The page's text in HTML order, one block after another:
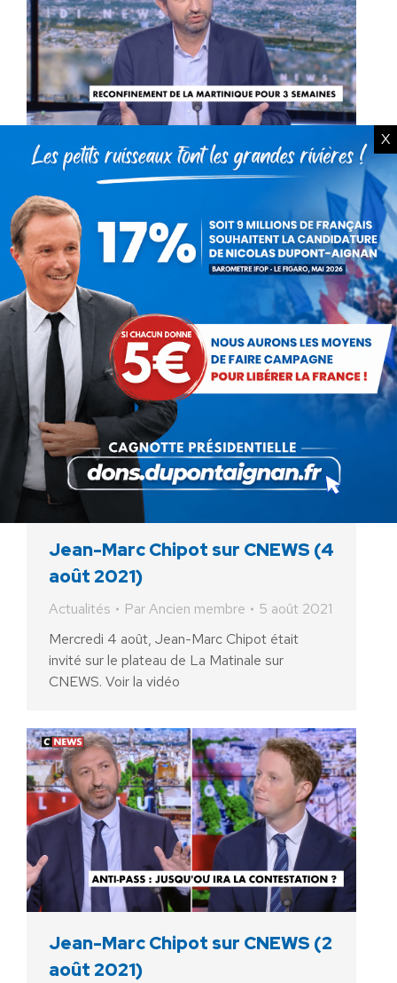
Jean-Marc Chipot sur CNEWS
(10 août 2021)
Actualités Par Ancien membre
11 août 2021
Mardi 10 août, Jean-Marc Chipot était invité
dans Midi News, au micro de Florence O’Kelly,
sur CNEWS. Voir la vidéo
Jean-Marc Chipot sur CNEWS (4
août 2021)
Actualités ParAncien membre
5 août 2021
Mercredi 4 août, Jean-Marc Chipot était
invité sur le plateau de La Matinale sur
CNEWS. Voir la vidéo
Jean-Marc Chipot sur CNEWS (2
août 2021)
X